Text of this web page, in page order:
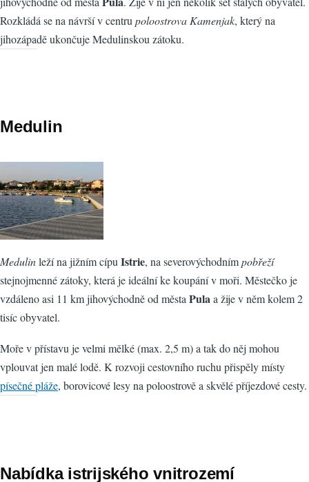
Rozkládá se na návrší v centru poloostrova Kamenjak, který na
jihozápadě ukončuje Medulinskou zátoku.
Medulin
Medulinleží na jižním cípuIstrie, na severovýchodnímpobřeží
stejnojmenné zátoky, která je ideální ke koupání v moři. Městečko je
vzdáleno asi 11 km jihovýchodně od městaPulaa žije v něm kolem 2
tisíc obyvatel.
Moře v přístavu je velmi mělké (max. 2,5 m) a tak do něj mohou
vplouvat jen malé lodě. K rozvoji cestovního ruchu přispěly místy
písečné pláže, borovicové lesy na poloostrově a skvělé příjezdové cesty.
Nabídka istrijského vnitrozemí